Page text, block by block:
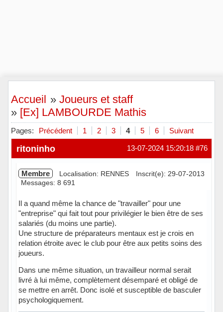
Accueil »Joueurs et staff
» [Ex] LAMBOURDE Mathis
Pages: Précédent 1 2 3 4 5 6 Suivant
#76
13-07-2024 15:20:18
ritoninho
Membre Localisation: RENNES
Inscrit(e): 29-07-2013
Messages: 8 691
Il a quand même la chance de "travailler" pour une
"entreprise" qui fait tout pour privilégier le bien être de ses
salariés (du moins une partie).
Une structure de préparateurs mentaux est je crois en
relation étroite avec le club pour être aux petits soins des
joueurs.
Dans une même situation, un travailleur normal serait
livré à lui même, complètement désemparé et obligé de
se mettre en arrêt. Donc isolé et susceptible de basculer
psychologiquement.